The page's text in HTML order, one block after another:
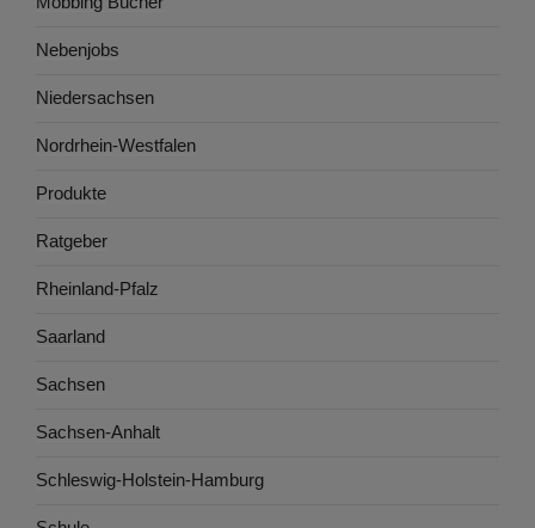
Nebenjobs
Niedersachsen
Nordrhein-Westfalen
Produkte
Ratgeber
Rheinland-Pfalz
Saarland
Sachsen
Sachsen-Anhalt
Schleswig-Holstein-Hamburg